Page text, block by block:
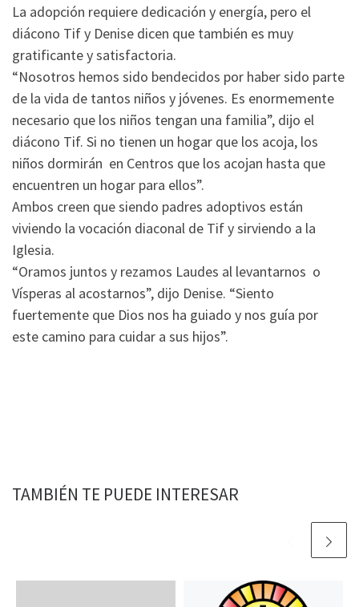
La adopción requiere dedicación y energía, pero el
diácono Tif y Denise dicen que también es muy
gratificante y satisfactoria.
“Nosotros hemos sido bendecidos por haber sido parte
de la vida de tantos niños y jóvenes. Es enormemente
necesario que los niños tengan una familia”, dijo el
diácono Tif. Si no tienen un hogar que los acoja, los
niños dormirán en Centros que los acojan hasta que
encuentren un hogar para ellos”.
Ambos creen que siendo padres adoptivos están
viviendo la vocación diaconal de Tif y sirviendo a la
Iglesia.
“Oramos juntos y rezamos Laudes al levantarnos o
Vísperas al acostarnos”, dijo Denise. “Siento
fuertemente que Dios nos ha guiado y nos guía por
este camino para cuidar a sus hijos”.
TAMBIÉN TE PUEDE INTERESAR